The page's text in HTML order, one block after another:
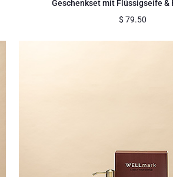
Geschenkset mit Flüssigseife &
$ 79.50